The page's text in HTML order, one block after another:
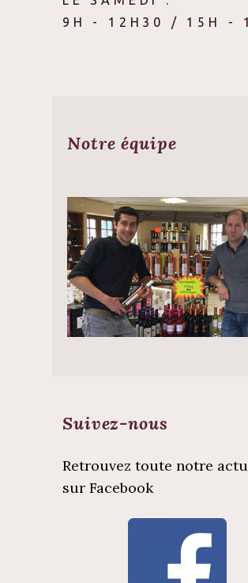
9H - 12H30 / 15H -
Notre équipe
Suivez-nous
Retrouvez toute notre
sur Facebook